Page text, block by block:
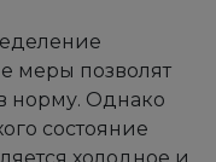
меры позволят
норму. Однако
состояние